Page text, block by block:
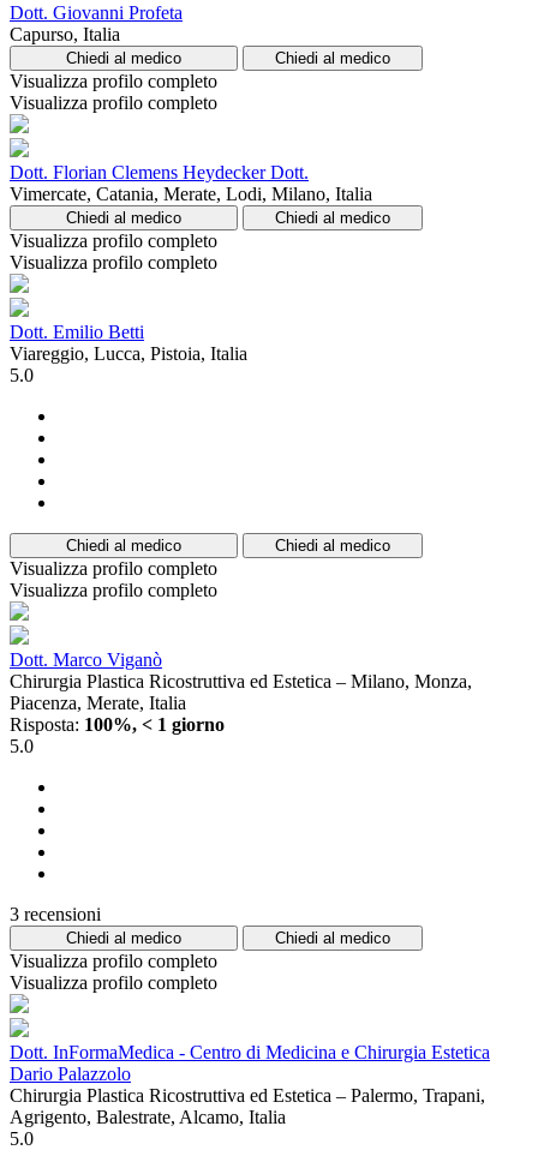
Dott. Giovanni Profeta
Capurso, Italia
Chiedi al medico Chiedi al medico
Visualizza profilo completo
Visualizza profilo completo
Dott. Florian Clemens Heydecker Dott.
Vimercate, Catania, Merate, Lodi, Milano, Italia
Chiedi al medico Chiedi al medico
Visualizza profilo completo
Visualizza profilo completo
Dott. Emilio Betti
Viareggio, Lucca, Pistoia, Italia
5.0
Chiedi al medico Chiedi al medico
Visualizza profilo completo
Visualizza profilo completo
Dott. Marco Viganò
Chirurgia Plastica Ricostruttiva ed Estetica – Milano, Monza,
Piacenza, Merate, Italia
Risposta: 100%, < 1 giorno
5.0
3 recensioni
Chiedi al medico Chiedi al medico
Visualizza profilo completo
Visualizza profilo completo
Dott. InFormaMedica - Centro di Medicina e Chirurgia Estetica
Dario Palazzolo
Chirurgia Plastica Ricostruttiva ed Estetica – Palermo, Trapani,
Agrigento, Balestrate, Alcamo, Italia
5.0